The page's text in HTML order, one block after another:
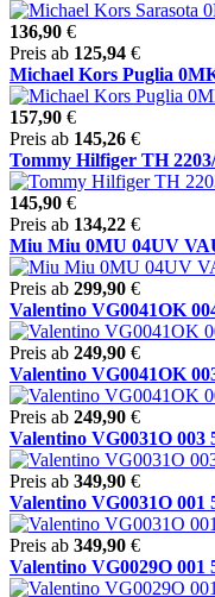
136,90 €
Preis ab 125,94 €
Michael Kors Puglia
157,90 €
Preis ab 145,26 €
Tommy Hilfiger TH
145,90 €
Preis ab 134,22 €
Miu Miu 0MU 04UV
Preis ab 299,90 €
Valentino VG0041OK
Preis ab 249,90 €
Valentino VG0041OK
Preis ab 249,90 €
Valentino VG0031O 003
Preis ab 349,90 €
Valentino VG0031O 001
Preis ab 349,90 €
Valentino VG0029O 001